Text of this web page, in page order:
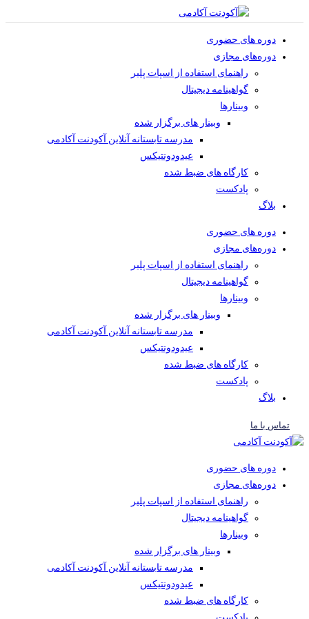
دوره های حضوری
دوره‌های مجازی
راهنمای استفاده از اسپات پلیر
گواهینامه دیجیتال
وبینار‌ها
وبینار های برگزار شده
مدرسه تابستانه آنلاین آکودنت آکادمی
عیدودونتیکس
کارگاه های ضبط شده
پادکست
بلاگ
دوره های حضوری
دوره‌های مجازی
راهنمای استفاده از اسپات پلیر
گواهینامه دیجیتال
وبینار‌ها
وبینار های برگزار شده
مدرسه تابستانه آنلاین آکودنت آکادمی
عیدودونتیکس
کارگاه های ضبط شده
پادکست
بلاگ
تماس با ما
دوره های حضوری
دوره‌های مجازی
راهنمای استفاده از اسپات پلیر
گواهینامه دیجیتال
وبینار‌ها
وبینار های برگزار شده
مدرسه تابستانه آنلاین آکودنت آکادمی
عیدودونتیکس
کارگاه های ضبط شده